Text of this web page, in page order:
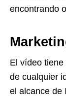
encontrando
El vídeo
de cualquier
el alcance de